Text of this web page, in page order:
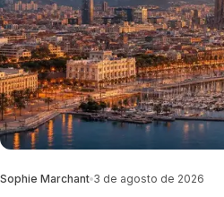
Sophie Marchant 3 de agosto de 2026